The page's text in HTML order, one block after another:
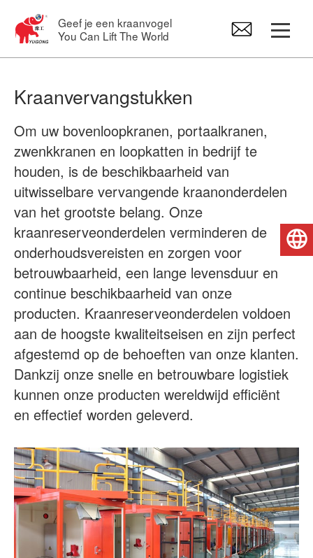
Geef je een kraanvogel
You Can Lift The World
Bovenloopkraan
Zwenkarm kranen
Elektrische Takel
Kraanvervangstukken
Over ons
Nieuws
Zaak
FAQs
Neem contact met ons op
Kraanvervangstukken
Om uw bovenloopkranen, portaalkranen,
zwenkkranen en loopkatten in bedrijf te
houden, is de beschikbaarheid van
uitwisselbare vervangende kraanonderdelen
van het grootste belang. Onze
kraanreserveonderdelen verminderen de
onderhoudsvereisten en zorgen voor
betrouwbaarheid, een lange levensduur en
continue beschikbaarheid van onze
producten. Kraanreserveonderdelen voldoen
aan de hoogste kwaliteitseisen en zijn perfect
afgestemd op de behoeften van onze klanten.
Dankzij onze snelle en betrouwbare logistiek
kunnen onze producten wereldwijd efficiënt
en effectief worden geleverd.
Nederlands